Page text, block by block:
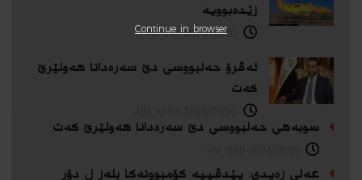
زێدەبوویە
ئەڤرۆ حه‌لبووسی دێ سه‌ره‌دانا هه‌ولێرێ
كه‌ت
سوبه‌هی حه‌لبووسی دێ سه‌ره‌دانا هه‌ولێرێ كه‌ت
عەلی زەیدی: پێدڤییه‌ كۆمبوونه‌كا بله‌ز ل دۆر
Continue in browser